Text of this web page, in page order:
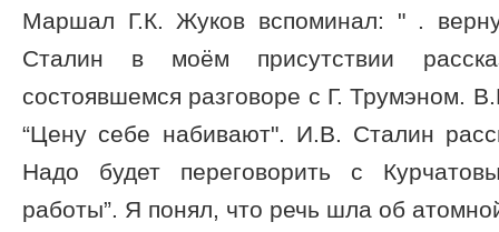
Маршал Г.К. Жуков вспоминал: " .
Сталин в моём присутствии
состоявшемся разговоре с Г. Трумэном.
“Цену себе набивают". И.В. Сталин
Надо будет переговорить с
работы”. Я понял, что речь шла об